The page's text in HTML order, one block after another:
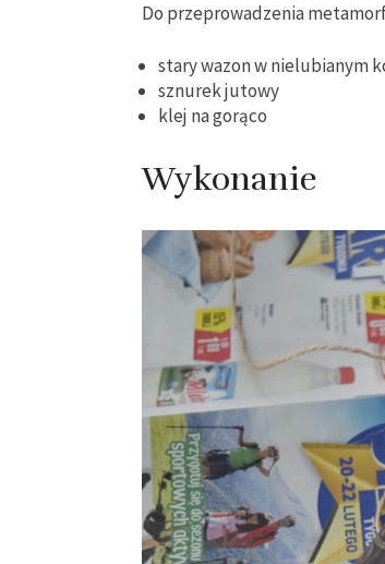
Do przeprowadzenia
stary wazon w nielubianym
sznurek jutowy
klej na gorąco
Wykonanie